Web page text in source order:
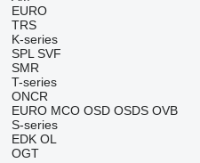
EURO
TRS
K-series
SPL SVF
SMR
T-series
ONCR
EURO MCO OSD OSDS OVB
S-series
EDK OL
OGT